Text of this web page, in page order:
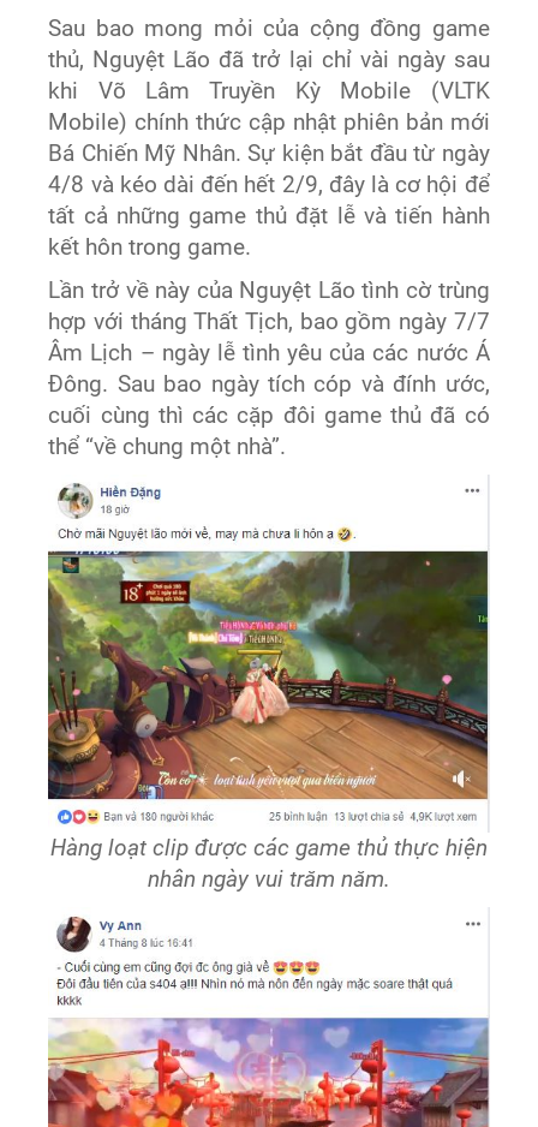
Sau bao mong mỏi của cộng đồng game
thủ, Nguyệt Lão đã trở lại chỉ vài ngày sau
khi Võ Lâm Truyền Kỳ Mobile (VLTK
Mobile) chính thức cập nhật phiên bản mới
Bá Chiến Mỹ Nhân. Sự kiện bắt đầu từ ngày
4/8 và kéo dài đến hết 2/9, đây là cơ hội để
tất cả những game thủ đặt lễ và tiến hành
kết hôn trong game.
Lần trở về này của Nguyệt Lão tình cờ trùng
hợp với tháng Thất Tịch, bao gồm ngày 7/7
Âm Lịch – ngày lễ tình yêu của các nước Á
Đông. Sau bao ngày tích cóp và đính ước,
cuối cùng thì các cặp đôi game thủ đã có
thể “về chung một nhà”.
Hàng loạt clip được các game thủ thực hiện
nhân ngày vui trăm năm.